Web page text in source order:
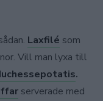
Laxfilé som
Vill man lyxa till
.
serverade med